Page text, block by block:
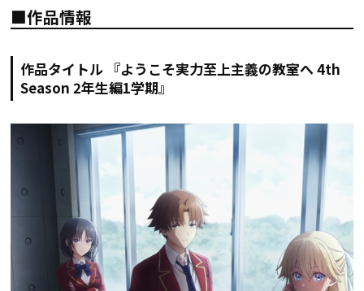
■作品情報
作品タイトル 『ようこそ実力至上主義の教室へ 4th
Season 2年生編1学期』